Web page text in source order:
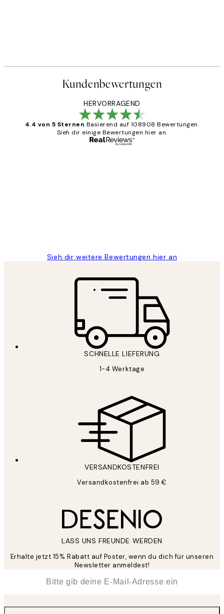
Kundenbewertungen
HERVORRAGEND
4.4 von 5 Sternen Basierend auf 108908 Bewertungen.
Sieh dir einige Bewertungen hier an.
Sieh dir weitere Bewertungen hier an
SCHNELLE LIEFERUNG
1-4 Werktage
VERSANDKOSTENFREI
Versandkostenfrei ab 59 €
LASS UNS FREUNDE WERDEN
Erhalte jetzt 15% Rabatt auf Poster, wenn du dich für unseren
Newsletter anmeldest!